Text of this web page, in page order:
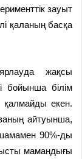
зауыт
қаланың басқа
жақсы
бойынша білім
қалмайды екен.
айтуынша,
90%-ды
мамандығы